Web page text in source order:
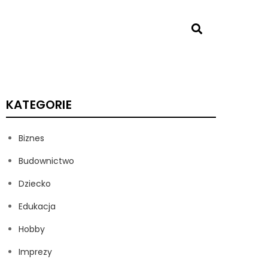
KATEGORIE
Biznes
Budownictwo
Dziecko
Edukacja
Hobby
Imprezy